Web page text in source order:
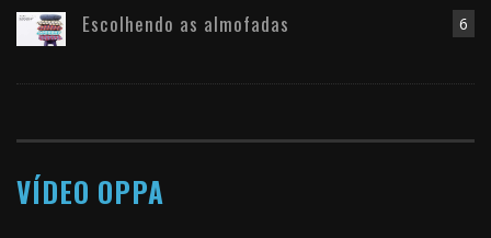
6
Escolhendo as almofadas
VÍDEO OPPA